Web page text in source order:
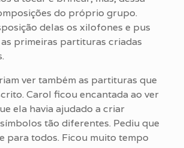
do próprio grupo.
delas os xilofones e pus
as primeiras partituras criadas
ver também as partituras que
Carol ficou encantada ao ver
ela havia ajudado a criar
tão diferentes. Pediu que
para todos. Ficou muito tempo